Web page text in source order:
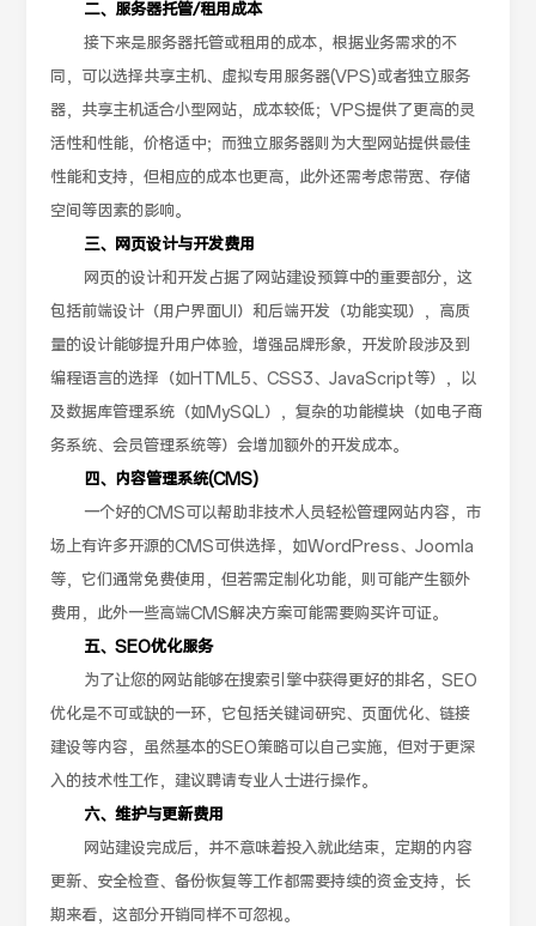
二、服务器托管/租用成本
接下来是服务器托管或租用的成本，根据业务需求的不
同，可以选择共享主机、虚拟专用服务器(VPS)或者独立服务
器，共享主机适合小型网站，成本较低；VPS提供了更高的灵
活性和性能，价格适中；而独立服务器则为大型网站提供最佳
性能和支持，但相应的成本也更高，此外还需考虑带宽、存储
空间等因素的影响。
三、网页设计与开发费用
网页的设计和开发占据了网站建设预算中的重要部分，这
包括前端设计（用户界面UI）和后端开发（功能实现），高质
量的设计能够提升用户体验，增强品牌形象，开发阶段涉及到
编程语言的选择（如HTML5、CSS3、JavaScript等），以
及数据库管理系统（如MySQL），复杂的功能模块（如电子商
务系统、会员管理系统等）会增加额外的开发成本。
四、内容管理系统(CMS)
一个好的CMS可以帮助非技术人员轻松管理网站内容，市
场上有许多开源的CMS可供选择，如WordPress、Joomla
等，它们通常免费使用，但若需定制化功能，则可能产生额外
费用，此外一些高端CMS解决方案可能需要购买许可证。
五、SEO优化服务
为了让您的网站能够在搜索引擎中获得更好的排名，SEO
优化是不可或缺的一环，它包括关键词研究、页面优化、链接
建设等内容，虽然基本的SEO策略可以自己实施，但对于更深
入的技术性工作，建议聘请专业人士进行操作。
六、维护与更新费用
网站建设完成后，并不意味着投入就此结束，定期的内容
更新、安全检查、备份恢复等工作都需要持续的资金支持，长
期来看，这部分开销同样不可忽视。